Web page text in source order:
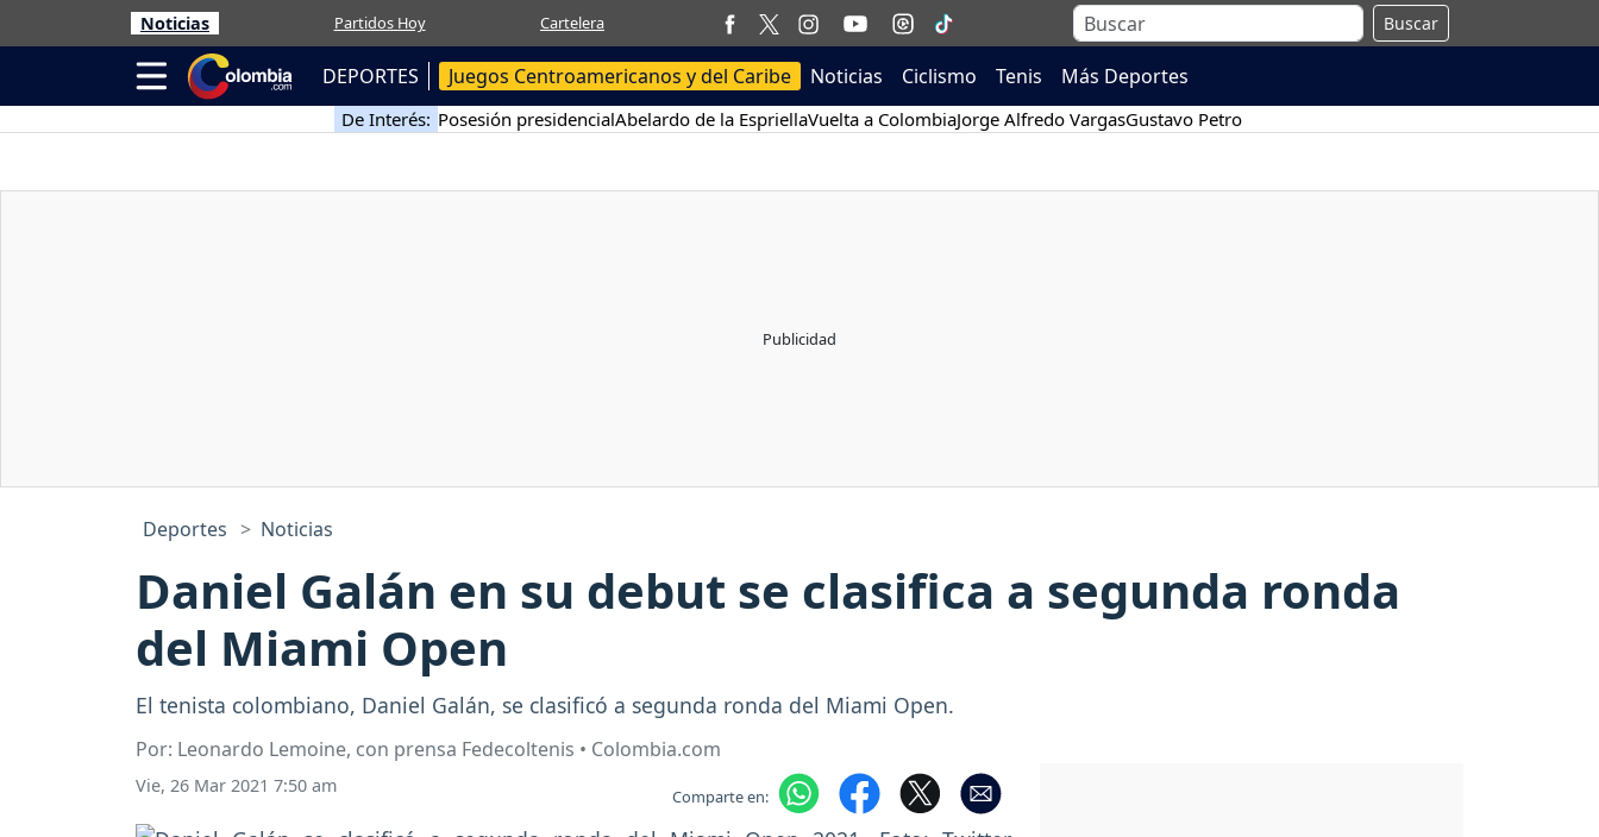
Noticias Partidos Hoy Cartelera Buscar
DEPORTES Juegos Centroamericanos y del Caribe Noticias Ciclismo Tenis Más Deportes
De Interés: Posesión presidencialAbelardo de la EspriellaVuelta a ColombiaJorge Alfredo VargasGustavo Petro
Deportes Noticias
Daniel Galán en su debut se clasifica a segunda ronda
del Miami Open
El tenista colombiano, Daniel Galán, se clasificó a segunda ronda del Miami Open.
Por: Leonardo Lemoine, con prensa Fedecoltenis • Colombia.com
Vie, 26 Mar 2021 7:50 am Comparte en: